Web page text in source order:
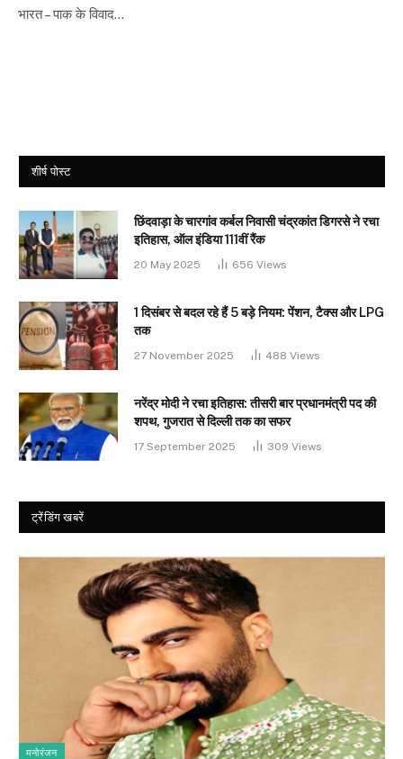
भारत – पाक के विवाद…
शीर्ष पोस्ट
छिंदवाड़ा के चारगांव कर्बल निवासी चंद्रकांत डिगरसे ने रचा
इतिहास, ऑल इंडिया 111वीं रैंक
20 May 2025 656 Views
1 दिसंबर से बदल रहे हैं 5 बड़े नियम: पेंशन, टैक्स और LPG
तक
27 November 2025 488 Views
नरेंद्र मोदी ने रचा इतिहास: तीसरी बार प्रधानमंत्री पद की
शपथ, गुजरात से दिल्ली तक का सफर
17 September 2025 309 Views
ट्रेंडिंग खबरें
मनोरंजन